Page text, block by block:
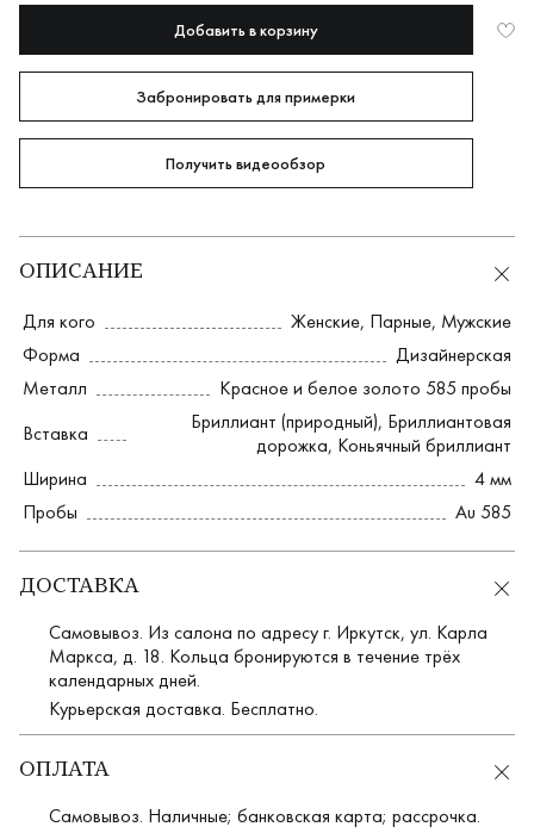
Добавить в корзину
Забронировать для примерки
Получить видеообзор
ОПИСАНИЕ
Для кого Женские, Парные, Мужские
Форма
Дизайнерская
Металл
Красное и белое золото 585 пробы
Вставка
Бриллиант (природный), Бриллиантовая
дорожка, Коньячный бриллиант
Ширина
4 мм
Пробы
Au 585
ДОСТАВКА
Самовывоз. Из салона по адресу г. Иркутск, ул. Карла
Маркса, д. 18. Кольца бронируются в течение трёх
календарных дней.
Курьерская доставка. Бесплатно.
ОПЛАТА
Самовывоз. Наличные; банковская карта; рассрочка.